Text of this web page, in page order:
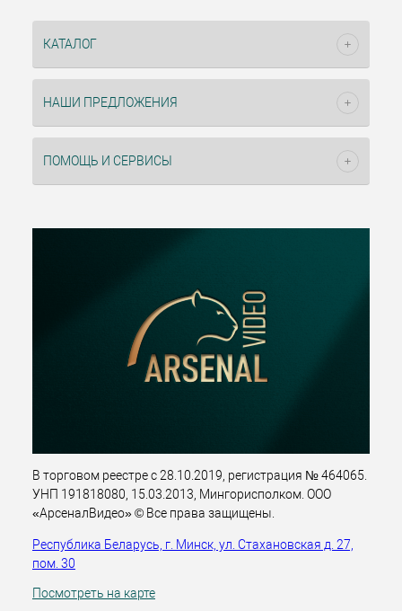
КАТАЛОГ
НАШИ ПРЕДЛОЖЕНИЯ
ПОМОЩЬ И СЕРВИСЫ
В торговом реестре с 28.10.2019, регистрация № 464065.
УНП 191818080, 15.03.2013, Мингорисполком. ООО
«АрсеналВидео» © Все права защищены.
Республика Беларусь, г. Минск, ул. Стахановская д. 27,
пом. 30
Посмотреть на карте